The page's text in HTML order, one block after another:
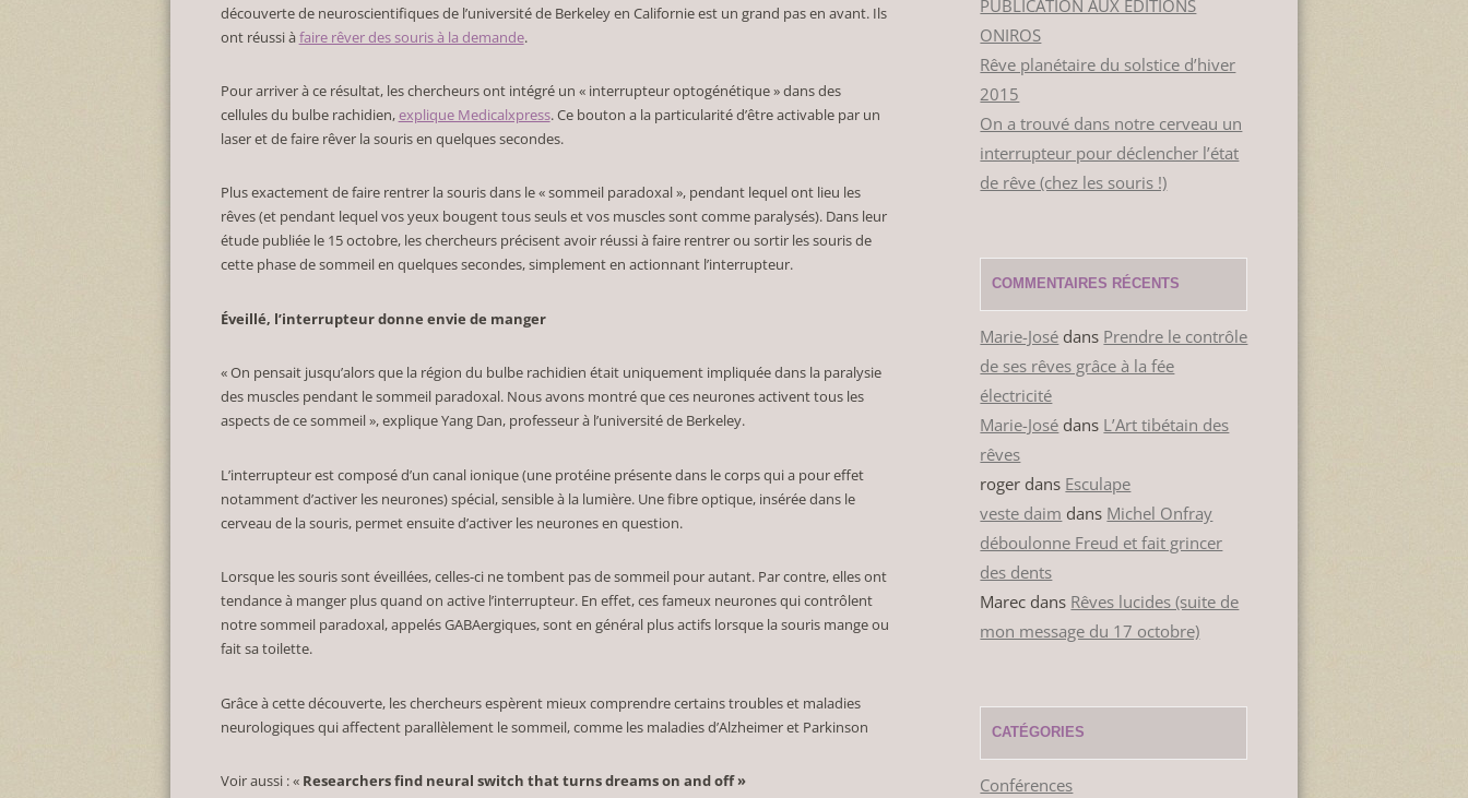
découverte de neuroscientifiques de l’université de Berkeley en Californie est un grand pas en avant. Ils
ont réussi àfaire rêver des souris à la demande.
Pour arriver à ce résultat, les chercheurs ont intégré un « interrupteur optogénétique » dans des
cellules du bulbe rachidien,explique Medicalxpress. Ce bouton a la particularité d’être activable par un
laser et de faire rêver la souris en quelques secondes.
Plus exactement de faire rentrer la souris dans le « sommeil paradoxal », pendant lequel ont lieu les
rêves (et pendant lequel vos yeux bougent tous seuls et vos muscles sont comme paralysés). Dans leur
étude publiée le 15 octobre, les chercheurs précisent avoir réussi à faire rentrer ou sortir les souris de
cette phase de sommeil en quelques secondes, simplement en actionnant l’interrupteur.
Éveillé, l’interrupteur donne envie de manger
« On pensait jusqu’alors que la région du bulbe rachidien était uniquement impliquée dans la paralysie
des muscles pendant le sommeil paradoxal. Nous avons montré que ces neurones activent tous les
aspects de ce sommeil », explique Yang Dan, professeur à l’université de Berkeley.
L’interrupteur est composé d’un canal ionique (une protéine présente dans le corps qui a pour effet
notamment d’activer les neurones) spécial, sensible à la lumière. Une fibre optique, insérée dans le
cerveau de la souris, permet ensuite d’activer les neurones en question.
Lorsque les souris sont éveillées, celles-ci ne tombent pas de sommeil pour autant. Par contre, elles ont
tendance à manger plus quand on active l’interrupteur. En effet, ces fameux neurones qui contrôlent
notre sommeil paradoxal, appelés GABAergiques, sont en général plus actifs lorsque la souris mange ou
fait sa toilette.
Grâce à cette découverte, les chercheurs espèrent mieux comprendre certains troubles et maladies
neurologiques qui affectent parallèlement le sommeil, comme les maladies d’Alzheimer et Parkinson
Voir aussi : « Researchers find neural switch that turns dreams on and off »
PUBLICATION AUX ÉDITIONS
ONIROS
Rêve planétaire du solstice d’hiver
2015
On a trouvé dans notre cerveau un
interrupteur pour déclencher l’état
de rêve (chez les souris !)
COMMENTAIRES RÉCENTS
Marie-José dans Prendre le contrôle
de ses rêves grâce à la fée
électricité
Marie-José dans L’Art tibétain des
rêves
roger dans Esculape
veste daim dans Michel Onfray
déboulonne Freud et fait grincer
des dents
Marec dans Rêves lucides (suite de
mon message du 17 octobre)
CATÉGORIES
Conférences